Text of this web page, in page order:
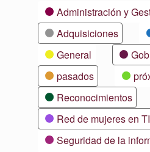
CategoríasAdministración y
Adquisiciones
General
pasados
Reconocimientos
Red de mujeres en
Seguridad de la